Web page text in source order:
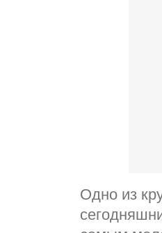
Одно из